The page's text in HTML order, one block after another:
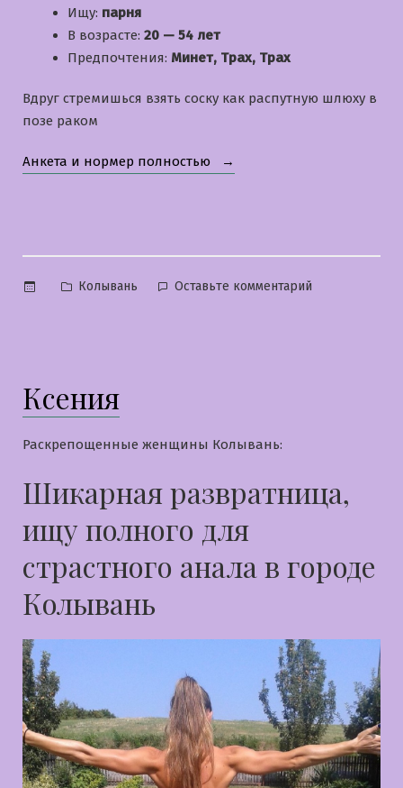
Ищу: парня
В возрасте: 20 — 54 лет
Предпочтения: Минет, Трах, Трах
Вдруг стремишься взять соску как распутную шлюху в
позе раком
Анкета и нормер полностью «Софья»
Опубликовано
Колывань Оставьте комментарий
Ксения
Раскрепощенные женщины Колывань:
Шикарная развратница,
ищу полного для
страстного анала в городе
Колывань